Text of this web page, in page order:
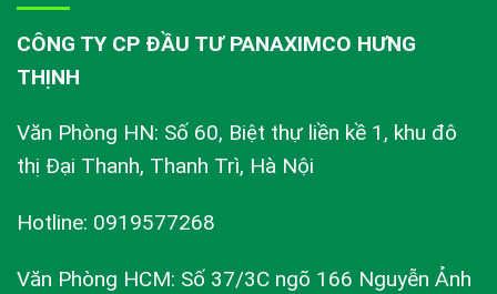
CÔNG TY CP ĐẦU TƯ PANAXIMCO HƯNG
THỊNH
Văn Phòng HN: Số 60, Biệt thự liền kề 1, khu đô
thị Đại Thanh, Thanh Trì, Hà Nội
Hotline: 0919577268
Văn Phòng HCM: Số 37/3C ngõ 166 Nguyễn Ảnh